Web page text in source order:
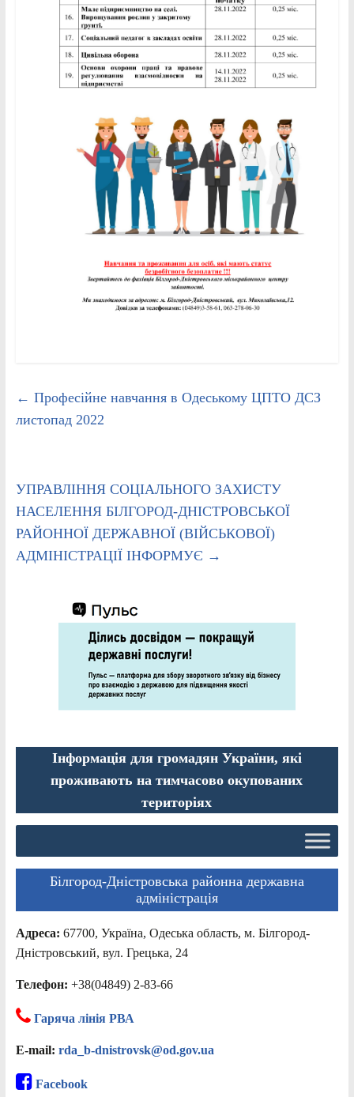
← Професійне навчання в Одеському ЦПТО ДСЗ
листопад 2022
УПРАВЛІННЯ СОЦІАЛЬНОГО ЗАХИСТУ
НАСЕЛЕННЯ БІЛГОРОД-ДНІСТРОВСЬКОЇ
РАЙОННОЇ ДЕРЖАВНОЇ (ВІЙСЬКОВОЇ)
АДМІНІСТРАЦІЇ ІНФОРМУЄ →
Інформація для громадян України, які
проживають на тимчасово окупованих
територіях
Білгород-Дністровська районна державна
адміністрація
Адреса: 67700, Україна, Одеська область, м. Білгород-
Дністровський, вул. Грецька, 24
Телефон: +38(04849) 2-83-66
Гаряча лінія РВА
E-mail: rda_b-dnistrovsk@od.gov.ua
Facebook